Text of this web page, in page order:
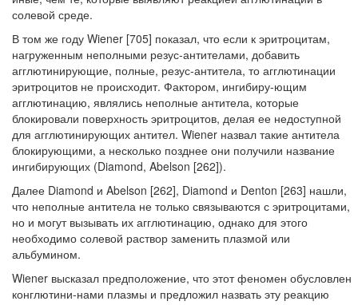
солевой среде.
В том же году Wiener [705] показал, что если к эритроцитам,
нагруженным неполными резус-антителами, добавить
агглютинирующие, полные, резус-антитела, то агглютинации
эритроцитов не происходит. Фактором, ингибиру-ющим
агглютинацию, являлись неполные антитела, которые
блокировали по­верхность эритроцитов, делая ее недоступной
для агглютинирующих антител. Wiener назвал такие антитела
блокирующими, а несколько позднее они получи­ли название
ингибирующих (Diamond, Abelson [262]).
Далее Diamond и Abelson [262], Diamond и Denton [263] нашли,
что непол­ные антитела не только связываются с эритроцитами,
но и могут вызывать их агглютинацию, однако для этого
необходимо солевой раствор заменить плазмой или
альбумином.
Wiener высказал предположение, что этот феномен обусловлен
конглютини-нами плазмы и предложил назвать эту реакцию